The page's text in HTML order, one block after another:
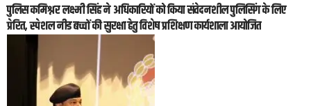
पुलिस कमिश्नर लक्ष्मी सिंह ने अधिकारियों को किया संवेदनशील पुलिसिंग के लिए
प्रेरित, स्पेशल नीड बच्चों की सुरक्षा हेतु विशेष प्रशिक्षण कार्यशाला आयोजित